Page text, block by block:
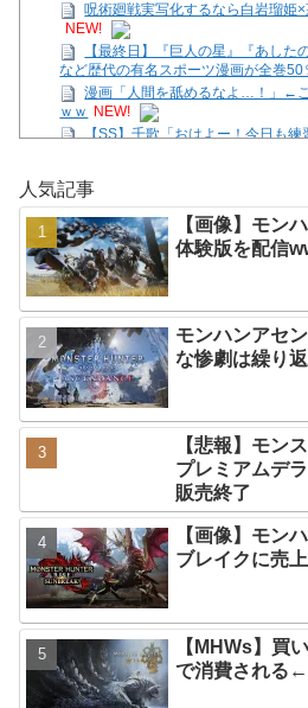
呪術廻戦実写化するなら白岩瑠姫
NEW!
【最終日】『巨人の星』『あした
など歴代の有名スポーツ漫画が全巻50
漫画「人間を舐めるなよ…！」←
ｗｗ
NEW!
【SS】千歌「おはよー！今日も練
しまう
【朗報】メディア「PS6はPS5の2
【花騎士】叡智な顔つきで魔性さ
応！！！ NEW!
ラーメンハゲ「最近のインスタン
ン大好きJK「店とインスタントの良さ
Powered by livedoor 相互RSS
人気記事
【画像】モン
体験版を配信
モンハンアセ
な惨劇は繰り
【悲報】モン
プレミアムデ
販売終了
【画像】モン
ブレイクに売
【MHWs】買
で消費される